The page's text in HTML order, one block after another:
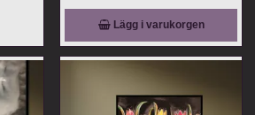
Lägg i varukorgen